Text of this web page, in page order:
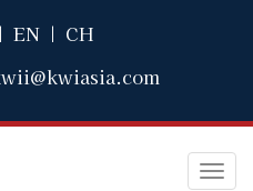
| EN | CH